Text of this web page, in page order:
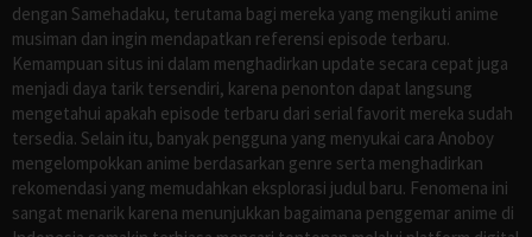
dengan Samehadaku, terutama bagi mereka yang mengikuti anime
musiman dan ingin mendapatkan referensi episode terbaru.
Kemampuan situs ini dalam menghadirkan update secara cepat juga
menjadi daya tarik tersendiri, karena penonton dapat langsung
mengetahui apakah episode terbaru dari serial favorit mereka sudah
tersedia. Selain itu, banyak pengguna yang menyukai cara Anoboy
mengelompokkan anime berdasarkan genre serta menghadirkan
rekomendasi yang memudahkan eksplorasi judul baru. Fenomena ini
sangat menarik karena menunjukkan bagaimana penggemar anime di